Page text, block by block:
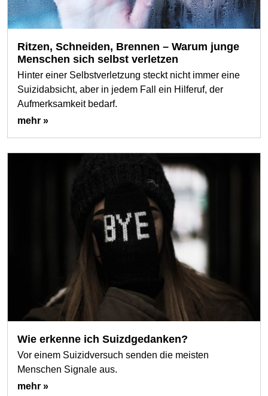
Ritzen, Schneiden, Brennen – Warum junge
Menschen sich selbst verletzen
Hinter einer Selbstverletzung steckt nicht immer eine
Suizidabsicht, aber in jedem Fall ein Hilferuf, der
Aufmerksamkeit bedarf.
mehr »
Wie erkenne ich Suizdgedanken?
Vor einem Suizidversuch senden die meisten
Menschen Signale aus.
mehr »